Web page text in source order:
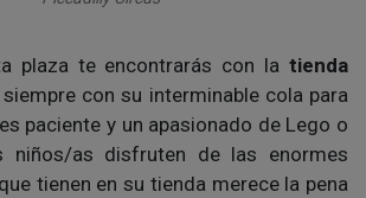
plaza te encontrarás con la tienda
siempre con su interminable cola para
paciente y un apasionado de Lego o
niños/as disfruten de las enormes
tienen en su tienda merece la pena